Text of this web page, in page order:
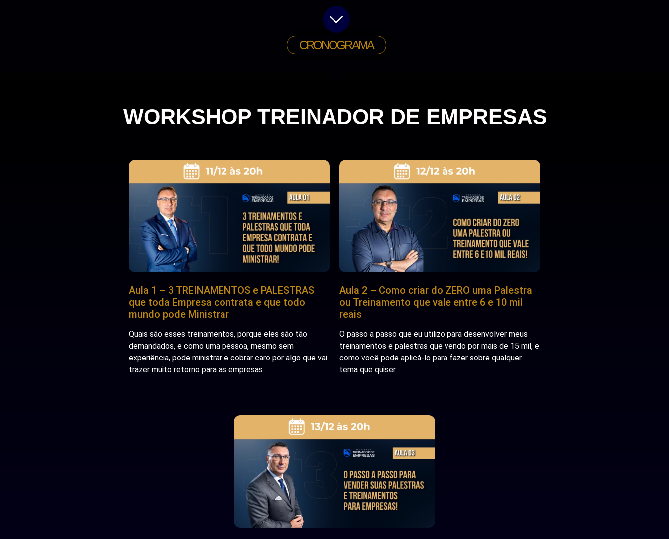
CRONOGRAMA
WORKSHOP TREINADOR DE EMPRESAS
Aula 1 – 3 TREINAMENTOS e PALESTRAS
que toda Empresa contrata e que todo
mundo pode Ministrar
Quais são esses treinamentos, porque eles são tão
demandados, e como uma pessoa, mesmo sem
experiência, pode ministrar e cobrar caro por algo que vai
trazer muito retorno para as empresas
Aula 2 – Como criar do ZERO uma Palestra
ou Treinamento que vale entre 6 e 10 mil
reais
O passo a passo que eu utilizo para desenvolver meus
treinamentos e palestras que vendo por mais de 15 mil, e
como você pode aplicá-lo para fazer sobre qualquer
tema que quiser